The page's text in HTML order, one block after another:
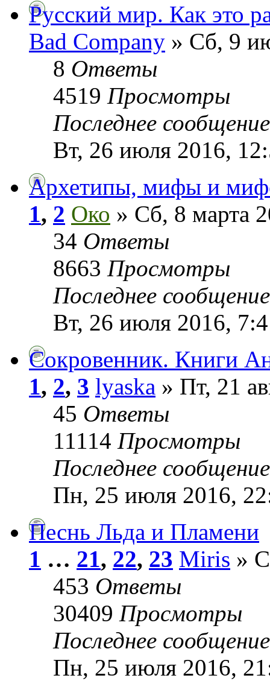
Русский мир. Как это
Bad Company » Сб, 9
8 Ответы
4519 Просмотры
Последнее
Вт, 26 июля 2016,
Архетипы, мифы и
1, 2 Око » Сб, 8 марта
34 Ответы
8663 Просмотры
Последнее
Вт, 26 июля 2016,
Сокровенник. Книги
1, 2, 3 lyaska » Пт, 21
45 Ответы
11114 Просмотры
Последнее
Пн, 25 июля 2016,
Песнь Льда и Пламени
1 … 21, 22, 23 Miris »
453 Ответы
30409 Просмотры
Последнее
Пн, 25 июля 2016,